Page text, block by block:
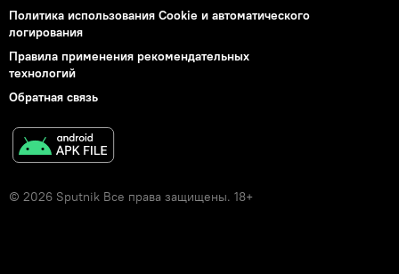
Политика использования Cookie и автоматического
логирования
Правила применения рекомендательных
технологий
Обратная связь
© 2026 Sputnik Все права защищены. 18+